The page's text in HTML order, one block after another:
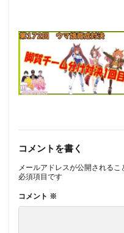
コメントを書く
メールアドレスが公開されるこ
必須項目です
コメント ※